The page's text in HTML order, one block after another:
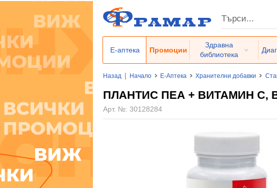
Е-аптека Промоции
Здравна
библиотека
Назад | Начало Е-Аптека Хранителни добавки
ПЛАНТИС ПЕА + ВИТАМИН C,
Арт. №: 30128284